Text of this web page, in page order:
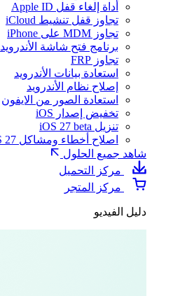
أداة إلغاء قفل Apple ID
تجاوز قفل تنشيط iCloud
تجاوز MDM على iPhone
برنامج فتح شاشة الأندرويد
تجاوز FRP
استعادة بيانات الأندرويد
إصلاح نظام الأندرويد
استعادة الصور من الايفون
تخفيض إصدار iOS
تنزيل iOS 27 beta
اصلاح أخطاء ومشاكل iOS 27
شاهد جميع الحلول
مركز التحميل
مركز المتجر
دليل الفيديو